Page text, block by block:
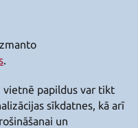
.
papildus var tikt
sīkdatnes, kā arī
un